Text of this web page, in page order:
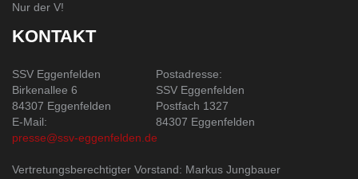
Nur der V!
KONTAKT
SSV Eggenfelden
Birkenallee 6
84307 Eggenfelden
E-Mail:
presse@ssv-eggenfelden.de
Postadresse:
SSV Eggenfelden
Postfach 1327
84307 Eggenfelden
Vertretungsberechtigter Vorstand: Markus Jungbauer